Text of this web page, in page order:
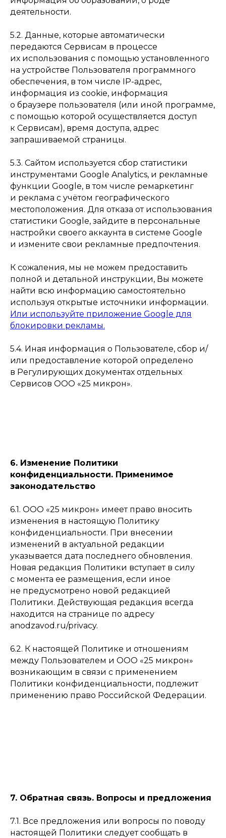
деятельности.
5.2. Данные, которые автоматически
передаются Сервисам в процессе
их использования с помощью установленного
на устройстве Пользователя программного
обеспечения, в том числе IP-адрес,
информация из cookie, информация
о браузере пользователя (или иной программе,
с помощью которой осуществляется доступ
к Сервисам), время доступа, адрес
запрашиваемой страницы.
5.3. Сайтом используется сбор статистики
инструментами Google Analytics, и рекламные
функции Google, в том числе ремаркетинг
и реклама с учётом географического
местоположения. Для отказа от использования
статистики Google, зайдите в персональные
настройки своего аккаунта в системе Google
и измените свои рекламные предпочтения.
К сожаления, мы не можем предоставить
полной и детальной инструкции, Вы можете
найти всю информацию самостоятельно
используя открытые источники информации.
Или используйте приложение Google для
блокировки рекламы.
5.4. Иная информация о Пользователе, сбор и/
или предоставление которой определено
в Регулирующих документах отдельных
Сервисов ООО «25 микрон».
6. Изменение Политики
конфиденциальности. Применимое
законодательство
6.1. ООО «25 микрон» имеет право вносить
изменения в настоящую Политику
конфиденциальности. При внесении
изменений в актуальной редакции
указывается дата последнего обновления.
Новая редакция Политики вступает в силу
с момента ее размещения, если иное
не предусмотрено новой редакцией
Политики. Действующая редакция всегда
находится на странице по адресу
anodzavod.ru/privacy.
6.2. К настоящей Политике и отношениям
между Пользователем и ООО «25 микрон»
возникающим в связи с применением
Политики конфиденциальности, подлежит
применению право Российской Федерации.
7. Обратная связь. Вопросы и предложения
7.1. Все предложения или вопросы по поводу
настоящей Политики следует сообщать в